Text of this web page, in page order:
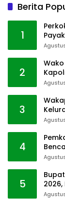
Berita
1
2
3
4
5